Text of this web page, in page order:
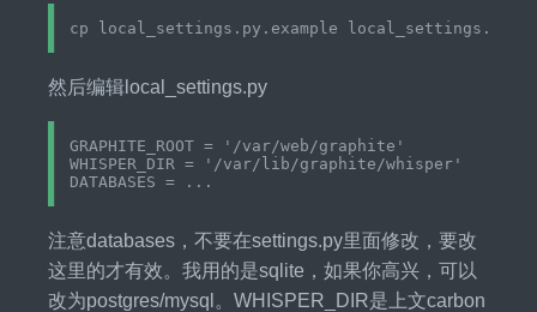
然后编辑local_settings.py
GRAPHITE_ROOT = '/var/web/graphite'
WHISPER_DIR = '/var/lib/graphite/whisper'
注意databases，不要在settings.py里面修改，要改
这里的才有效。我用的是sqlite，如果你高兴，可以
改为postgres/mysql。WHISPER_DIR是上文carbon